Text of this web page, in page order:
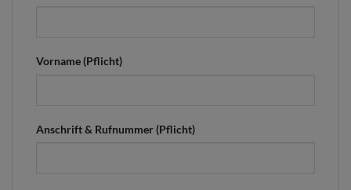
Vorname (Pflicht)
Anschrift & Rufnummer (Pflicht)